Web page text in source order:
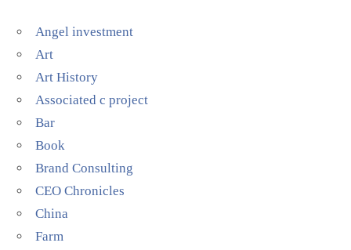
Angel investment
Art
Art History
Associated c project
Bar
Book
Brand Consulting
CEO Chronicles
China
Farm